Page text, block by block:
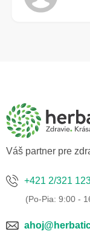
Váš partner pre
+421 2/321